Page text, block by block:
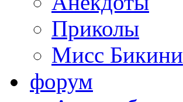
Приколы
Мисс Бикини
форум